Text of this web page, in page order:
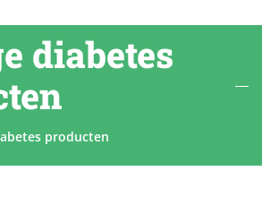
diabetes
producten